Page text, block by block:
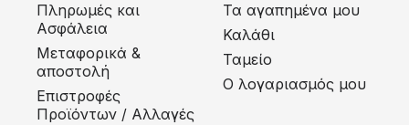
Πληρωμές και
Ασφάλεια
Μεταφορικά &
αποστολή
Eπιστροφές
Προϊόντων / Αλλαγές
Τα αγαπημένα μου
Καλάθι
Ταμείο
Ο λογαριασμός μου